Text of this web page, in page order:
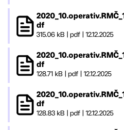
df
315.06 kB| pdf| 12.12.2025
df
128.71 kB| pdf| 12.12.2025
df
128.83 kB| pdf| 12.12.2025